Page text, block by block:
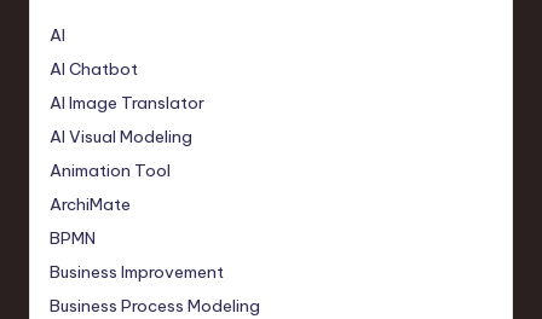
AI
AI Chatbot
AI Image Translator
AI Visual Modeling
Animation Tool
ArchiMate
BPMN
Business Improvement
Business Process Modeling